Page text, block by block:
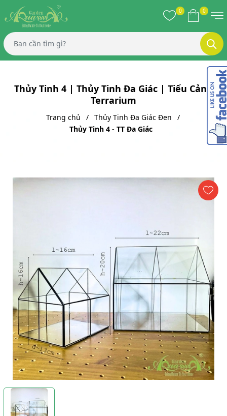
0 0
Thủy Tinh 4 | Thủy Tinh Đa Giác | Tiểu Cảnh
Terrarium
Trang chủ
Thủy Tinh Đa Giác Đen
Thủy Tinh 4 - TT Đa Giác